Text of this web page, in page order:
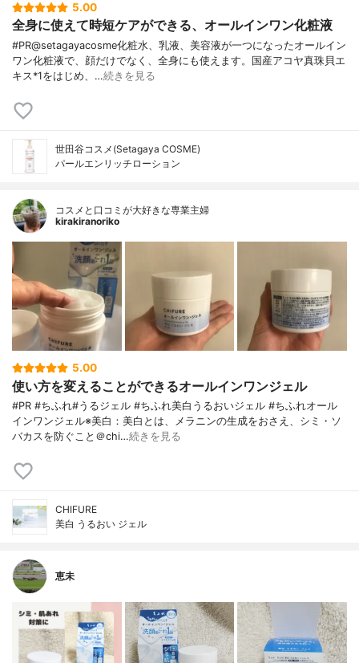
5.00
全身に使えて時短ケアができる、オールインワン化粧液
#PR@setagayacosme化粧水、乳液、美容液が一つになったオールイン
ワン化粧液で、顔だけでなく、全身にも使えます。国産アコヤ真珠貝エ
キス*1をはじめ、…続きを見る
世田谷コスメ(Setagaya COSME)
パールエンリッチローション
コスメと口コミが大好きな専業主婦
kirakiranoriko
5.00
使い方を変えることができるオールインワンジェル
#PR #ちふれ#うるジェル #ちふれ美白うるおいジェル #ちふれオール
インワンジェル※美白：美白とは、メラニンの生成をおさえ、シミ・ソ
バカスを防ぐこと＠chi…続きを見る
CHIFURE
美白 うるおい ジェル
恵未